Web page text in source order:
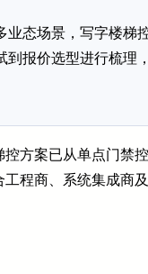
态场景，写字楼
报价选型进行梳理
方案已从单点门禁
程商、系统集成商